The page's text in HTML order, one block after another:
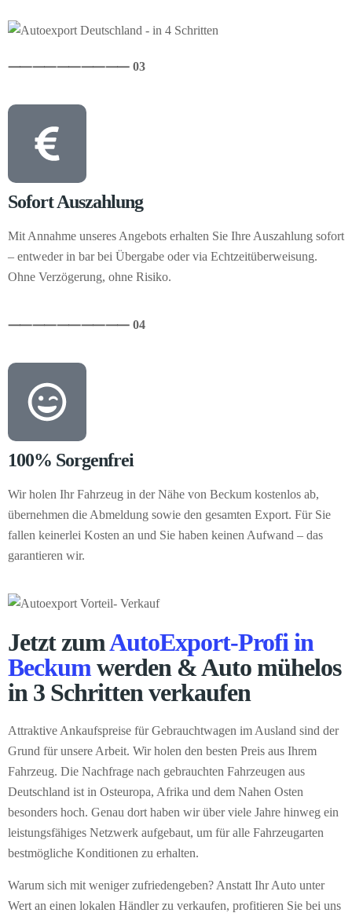
⸺⸺⸺⸺⸺ 03
Sofort Auszahlung
Mit Annahme unseres Angebots erhalten Sie Ihre Auszahlung sofort
– entweder in bar bei Übergabe oder via Echtzeitüberweisung.
Ohne Verzögerung, ohne Risiko.
⸺⸺⸺⸺⸺ 04
100% Sorgenfrei
Wir holen Ihr Fahrzeug in der Nähe von Beckum kostenlos ab,
übernehmen die Abmeldung sowie den gesamten Export. Für Sie
fallen keinerlei Kosten an und Sie haben keinen Aufwand – das
garantieren wir.
Jetzt zumAutoExport-Profi in
Beckumwerden & Auto mühelos
in 3 Schritten verkaufen
Attraktive Ankaufspreise für Gebrauchtwagen im Ausland sind der
Grund für unsere Arbeit. Wir holen den besten Preis aus Ihrem
Fahrzeug. Die Nachfrage nach gebrauchten Fahrzeugen aus
Deutschland ist in Osteuropa, Afrika und dem Nahen Osten
besonders hoch. Genau dort haben wir über viele Jahre hinweg ein
leistungsfähiges Netzwerk aufgebaut, um für alle Fahrzeugarten
bestmögliche Konditionen zu erhalten.
Warum sich mit weniger zufriedengeben? Anstatt Ihr Auto unter
Wert an einen lokalen Händler zu verkaufen, profitieren Sie bei uns